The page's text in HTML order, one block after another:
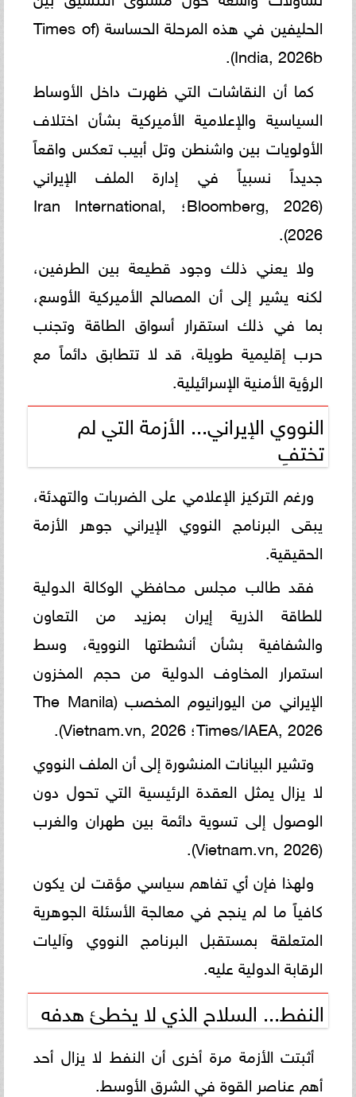
الحليفين في هذه المرحلة الحساسة (Times of
India, 2026b).
كما أن النقاشات التي ظهرت داخل الأوساط
السياسية والإعلامية الأميركية بشأن اختلاف
الأولويات بين واشنطن وتل أبيب تعكس واقعاً
جديداً نسبياً في إدارة الملف الإيراني
(Bloomberg, 2026؛ Iran International,
2026).
ولا يعني ذلك وجود قطيعة بين الطرفين،
لكنه يشير إلى أن المصالح الأميركية الأوسع،
بما في ذلك استقرار أسواق الطاقة وتجنب
حرب إقليمية طويلة، قد لا تتطابق دائماً مع
الرؤية الأمنية الإسرائيلية.
النووي الإيراني... الأزمة التي لم
تختفِ
ورغم التركيز الإعلامي على الضربات والتهدئة،
يبقى البرنامج النووي الإيراني جوهر الأزمة
الحقيقية.
فقد طالب مجلس محافظي الوكالة الدولية
للطاقة الذرية إيران بمزيد من التعاون
والشفافية بشأن أنشطتها النووية، وسط
استمرار المخاوف الدولية من حجم المخزون
الإيراني من اليورانيوم المخصب (The Manila
Times/IAEA, 2026؛ Vietnam.vn, 2026).
وتشير البيانات المنشورة إلى أن الملف النووي
لا يزال يمثل العقدة الرئيسية التي تحول دون
الوصول إلى تسوية دائمة بين طهران والغرب
(Vietnam.vn, 2026).
ولهذا فإن أي تفاهم سياسي مؤقت لن يكون
كافياً ما لم ينجح في معالجة الأسئلة الجوهرية
المتعلقة بمستقبل البرنامج النووي وآليات
الرقابة الدولية عليه.
النفط... السلاح الذي لا يخطئ هدفه
أثبتت الأزمة مرة أخرى أن النفط لا يزال أحد
أهم عناصر القوة في الشرق الأوسط.